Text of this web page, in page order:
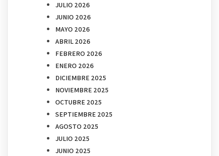
JULIO 2026
JUNIO 2026
MAYO 2026
ABRIL 2026
FEBRERO 2026
ENERO 2026
DICIEMBRE 2025
NOVIEMBRE 2025
OCTUBRE 2025
SEPTIEMBRE 2025
AGOSTO 2025
JULIO 2025
JUNIO 2025